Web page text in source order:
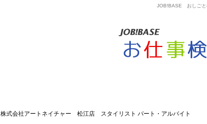
JOB!BASE おしごと
株式会社アートネイチャー 松江店 スタイリスト パート・アルバイト